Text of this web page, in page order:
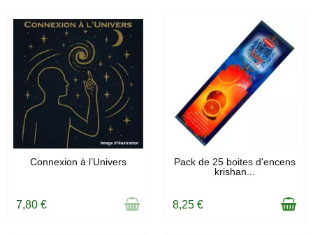
RUPTURE DE STOCK
Connexion à l’Univers
7,80 €
EN STOCK
Pack de 25 boites d'encens
krishan...
8,25 €